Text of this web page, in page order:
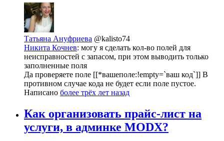
Татьяна Ануфриева @kalisto74
Никита Кочнев: могу я сделать кол-во полей для
неисправностей с запасом, при этом выводить только
заполненные поля
Да проверяете поле [[*вашеполе:!empty=`ваш код`]] В
противном случае кода не будет если поле пустое.
Написано более трёх лет назад
Как организовать прайс-лист на
услуги, в админке MODX?